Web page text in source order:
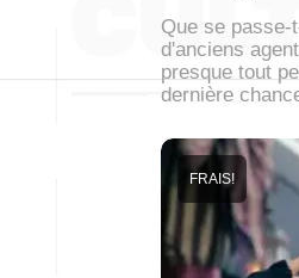
Que se passe-
d'anciens
presque tout
dernière
FRAIS!